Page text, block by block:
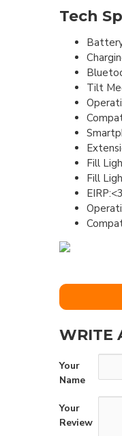
Tech
Tilt
Fill
Fill
WRITE
Your
Name
Your
Review